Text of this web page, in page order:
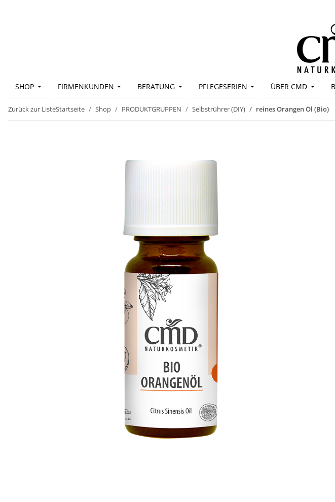
SHOP FIRMENKUNDEN BERATUNG PFLEGESERIEN ÜBER CMD
Zurück zur ListeStartseite Shop PRODUKTGRUPPEN Selbstrührer (DIY) reines Orangen Öl (Bio)